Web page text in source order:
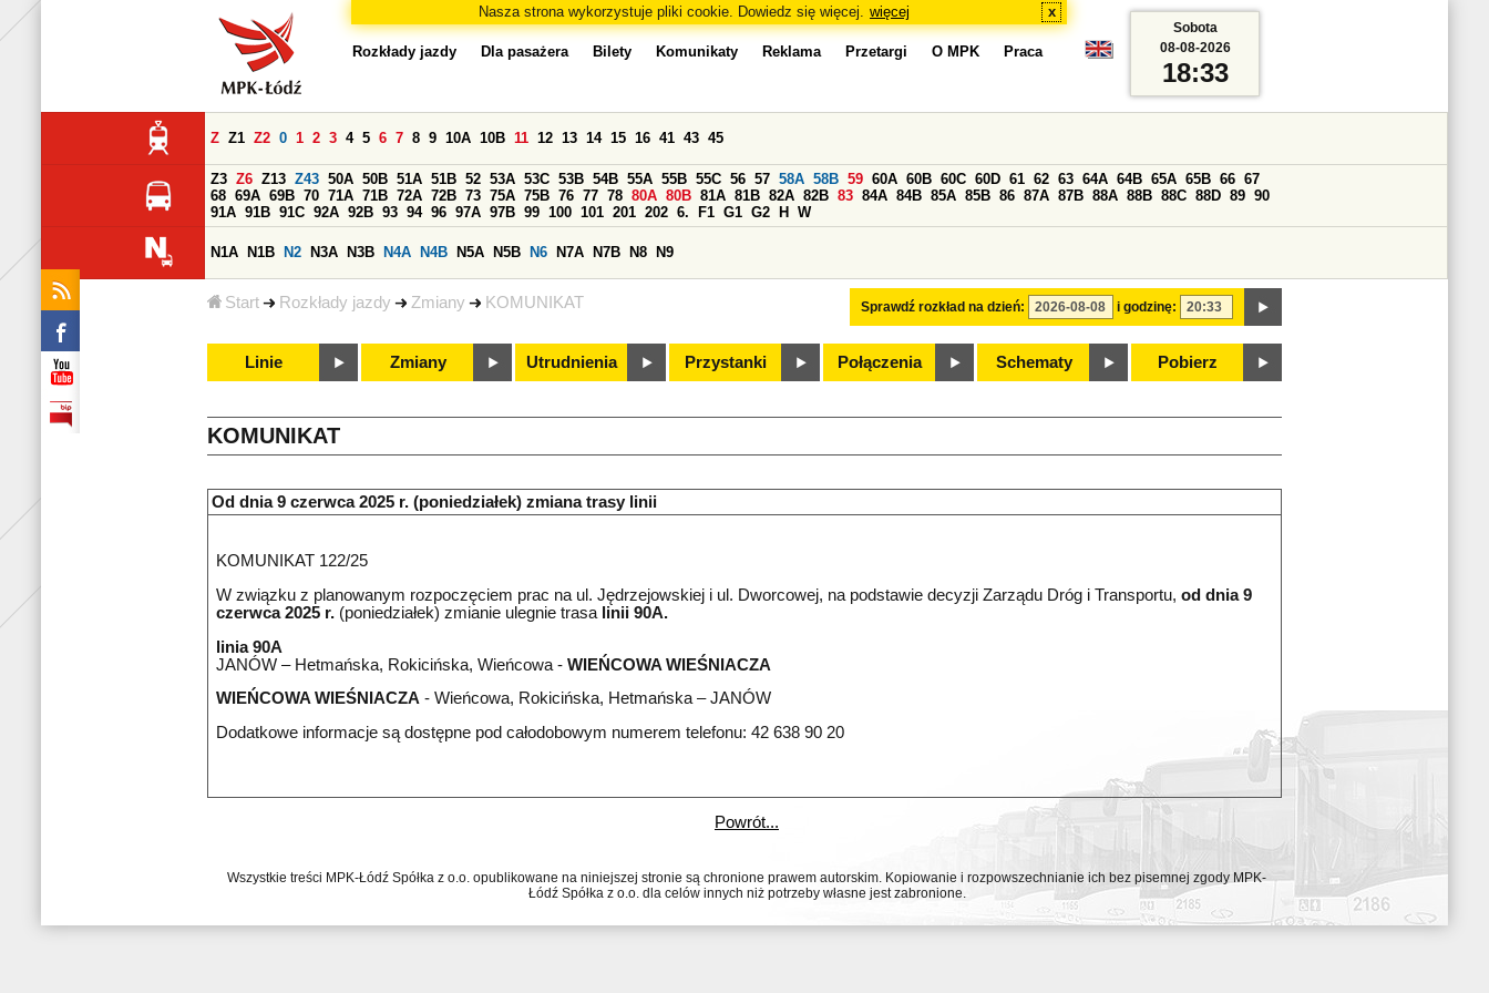
Nasza strona wykorzystuje pliki cookie. Dowiedz się więcej. więcej x
Start Rozkłady jazdy Zmiany KOMUNIKAT
Rozkłady jazdy Dla pasażera Bilety Komunikaty Reklama Przetargi O MPK Praca
Sprawdź rozkład na dzień: i godzinę:
Z Z1 Z2 0 1 2 3 4 5 6 7 8 9 10A 10B 11 12 13 14 15 16 41 43 45
Z3 Z6 Z13 Z43 50A 50B 51A 51B 52 53A 53C 53B 54B 55A 55B 55C 56 57 58A 58B 59 60A 60B 60C 60D 61 62 63 64A 64B 65A 65B 66 67
68 69A 69B 70 71A 71B 72A 72B 73 75A 75B 76 77 78 80A 80B 81A 81B 82A 82B 83 84A 84B 85A 85B 86 87A 87B 88A 88B 88C 88D 89 90
91A 91B 91C 92A 92B 93 94 96 97A 97B 99 100 101 201 202 6. F1 G1 G2 H W
N1A N1B N2 N3A N3B N4A N4B N5A N5B N6 N7A N7B N8 N9
Linie Zmiany Utrudnienia Przystanki Połączenia Schematy Pobierz
Sobota
08-08-2026
18:33
KOMUNIKAT
Od dnia 9 czerwca 2025 r. (poniedziałek) zmiana trasy linii
KOMUNIKAT 122/25
W związku z planowanym rozpoczęciem prac na ul. Jędrzejowskiej i ul. Dworcowej, na podstawie decyzji Zarządu Dróg i Transportu, od dnia 9
czerwca 2025 r. (poniedziałek) zmianie ulegnie trasa linii 90A.
linia 90A
JANÓW – Hetmańska, Rokicińska, Wieńcowa - WIEŃCOWA WIEŚNIACZA
WIEŃCOWA WIEŚNIACZA - Wieńcowa, Rokicińska, Hetmańska – JANÓW
Dodatkowe informacje są dostępne pod całodobowym numerem telefonu: 42 638 90 20
Powrót...
Wszystkie treści MPK-Łódź Spółka z o.o. opublikowane na niniejszej stronie są chronione prawem autorskim. Kopiowanie i rozpowszechnianie ich bez pisemnej zgody MPK-
Łódź Spółka z o.o. dla celów innych niż potrzeby własne jest zabronione.